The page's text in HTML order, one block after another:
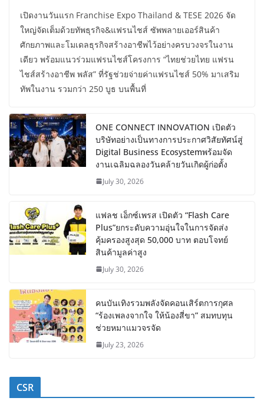
เปิดงานวันแรก Franchise Expo Thailand & TESE 2026 จัด
ใหญ่จัดเต็มด้วยทัพธุรกิจ&แฟรนไชส์ ซัพพลายเออร์สินค้า
ศักยภาพและโมเดลธุรกิจสร้างอาชีพไว้อย่างครบวงจรในงาน
เดียว พร้อมแนวร่วมแฟรนไชส์โครงการ “ไทยช่วยไทย แฟรน
ไชส์สร้างอาชีพ พลัส” ที่รัฐช่วยจ่ายค่าแฟรนไชส์ 50% มาเสริม
ทัพในงาน รวมกว่า 250 บูธ บนพื้นที่
ONE CONNECT INNOVATION เปิดตัว
บริษัทอย่างเป็นทางการประกาศวิสัยทัศน์สู่
Digital Business Ecosystemพร้อมจัด
งานเฉลิมฉลองวันคล้ายวันเกิดผู้ก่อตั้ง
July 30, 2026
แฟลช เอ็กซ์เพรส เปิดตัว “Flash Care
Plus”ยกระดับความอุ่นใจในการจัดส่ง
คุ้มครองสูงสุด 50,000 บาท ตอบโจทย์
สินค้ามูลค่าสูง
July 30, 2026
คนบันเทิงรวมพลังจัดคอนเสิร์ตการกุศล
“ร้องเพลงจากใจ ให้น้องสี่ขา” สมทบทุน
ช่วยหมาแมวจรจัด
July 23, 2026
CSR